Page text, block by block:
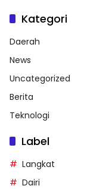
Kategori
Daerah
News
Uncategorized
Berita
Teknologi
Label
Langkat
Dairi